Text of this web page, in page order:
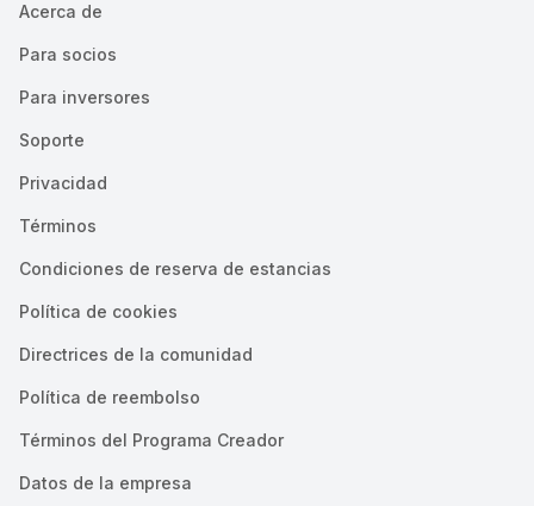
Acerca de
Para socios
Para inversores
Soporte
Privacidad
Términos
Condiciones de reserva de estancias
Política de cookies
Directrices de la comunidad
Política de reembolso
Términos del Programa Creador
Datos de la empresa